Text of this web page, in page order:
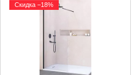
Скидка −18%